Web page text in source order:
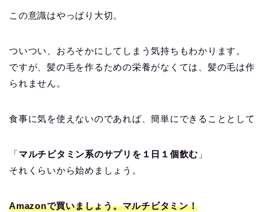
この意識はやっぱり大切。
ついつい、おろそかにしてしまう気持ちもわかります。
ですが、髪の毛を作るための栄養がなくては、髪の毛は作
られません。
食事に気を使えないのであれば、簡単にできることとして
「マルチビタミン系のサプリを１日１個飲む 」
それくらいから始めましょう。
Amazonで買いましょう。マルチビタミン！